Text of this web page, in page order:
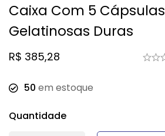
Caixa Com 5 Cápsulas
Gelatinosas Duras
R$ 385,28
50 em estoque
Quantidade